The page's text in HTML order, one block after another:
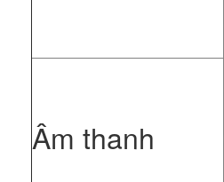
Âm thanh